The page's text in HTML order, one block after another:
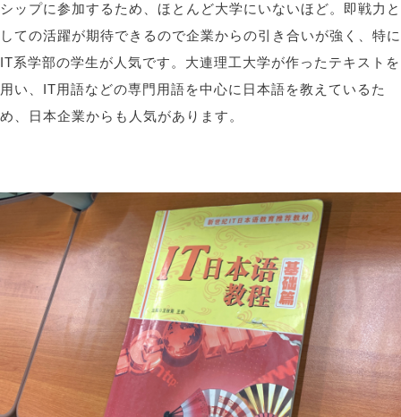
シップに参加するため、ほとんど大学にいないほど。即戦力と
しての活躍が期待できるので企業からの引き合いが強く、特に
IT系学部の学生が人気です。大連理工大学が作ったテキストを
用い、 IT用語などの専門用語を中心に日本語を教えているた
め、日本企業からも人気があります。